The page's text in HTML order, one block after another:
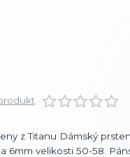
z Titanu Dámský
6mm velikosti 50-58.